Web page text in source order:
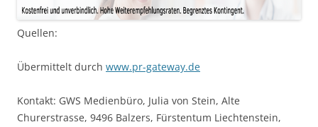
Quellen:
Übermittelt durch www.pr-gateway.de
Kontakt: GWS Medienbüro, Julia von Stein, Alte
Churerstrasse, 9496 Balzers, Fürstentum Liechtenstein,